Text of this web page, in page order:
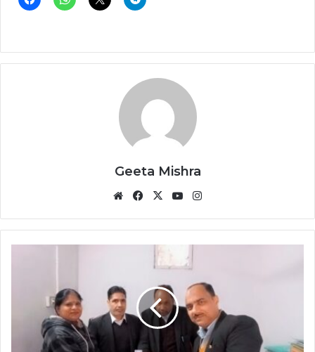
Geeta Mishra
WebsiteFacebook
X YouTube